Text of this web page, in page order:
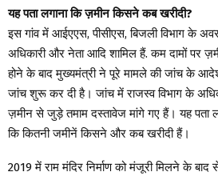
यह पता लगाना कि ज़मीन किसने कब खरीदी?
इस गांव में आईएएस, पीसीएस, बिजली विभाग के
अधिकारी और नेता आदि शामिल हैं. कम दामों पर
होने के बाद मुख्यमंत्री ने पूरे मामले की जांच के
जांच शुरू कर दी है। जांच में राजस्व विभाग के
ज़मीन से जुड़े तमाम दस्तावेज मांगे गए हैं। यह पता
कि कितनी जमीनें किसने और कब खरीदी हैं।
2019 में राम मंदिर निर्माण को मंजूरी मिलने के